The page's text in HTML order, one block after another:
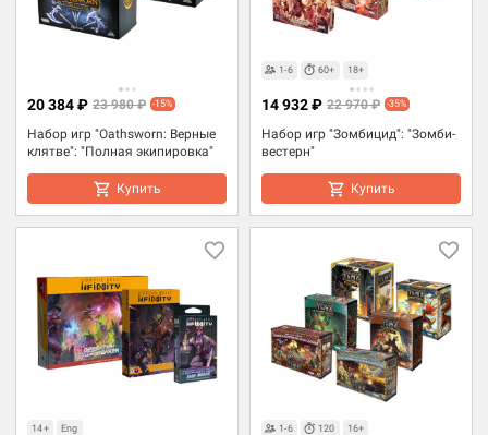
Набор игр "Oathsworn: Верные
клятве": "Полная экипировка"
20 384 ₽ 23 980 ₽ -15%
Купить
1-6 60+ 18+
Набор игр "Зомбицид": "Зомби-
вестерн"
14 932 ₽ 22 970 ₽ -35%
Купить
14+ Eng 1-6 120 16+